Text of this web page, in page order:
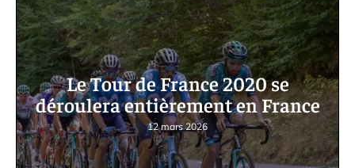
Le Tour de France 2020 se
déroulera entièrement en France
12 mars 2026